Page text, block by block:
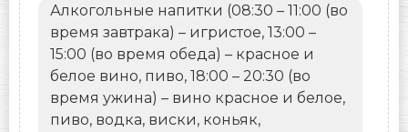
Алкогольные напитки (08:30 – 11:00 (во
время завтрака) – игристое, 13:00 –
15:00 (во время обеда) – красное и
белое вино, пиво, 18:00 – 20:30 (во
время ужина) – вино красное и белое,
пиво, водка, виски, коньяк,